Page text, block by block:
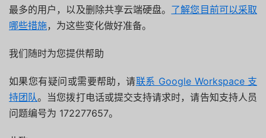
最多的用户， 以及删除共享云端硬盘。 了解您目前可以采取
哪些措施， 为这些变化做好准备。
我们随时为您提供帮助
如果您有疑问或需要帮助，请联系 Google Workspace 支
持团队。当您拨打电话或提交支持请求时，请告知支持人员
问题编号为 172277657。